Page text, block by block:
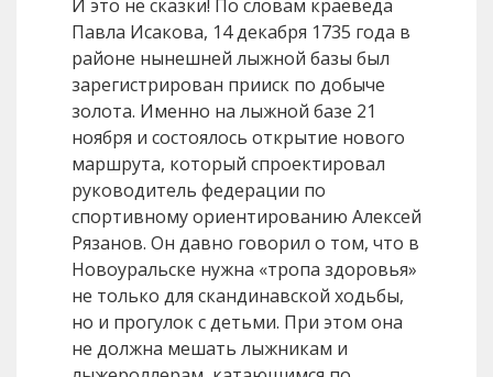
И это не сказки! По словам краеведа
Павла Исакова, 14 декабря 1735 года в
районе нынешней лыжной базы был
зарегистрирован прииск по добыче
золота. Именно на лыжной базе 21
ноября и состоялось открытие нового
маршрута, который спроектировал
руководитель федерации по
спортивному ориентированию Алексей
Рязанов. Он давно говорил о том, что в
Новоуральске нужна «тропа здоровья»
не только для скандинавской ходьбы,
но и прогулок с детьми. При этом она
не должна мешать лыжникам и